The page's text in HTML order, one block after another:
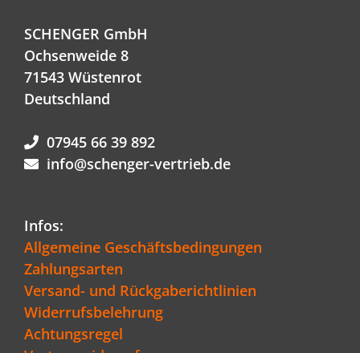
SCHENGER GmbH
Ochsenweide 8
71543 Wüstenrot
Deutschland
07945 66 39 892
info@schenger-vertrieb.de
Infos:
Allgemeine Geschäftsbedingungen
Zahlungsarten
Versand- und Rückgaberichtlinien
Widerrufsbelehrung
Achtungsregel